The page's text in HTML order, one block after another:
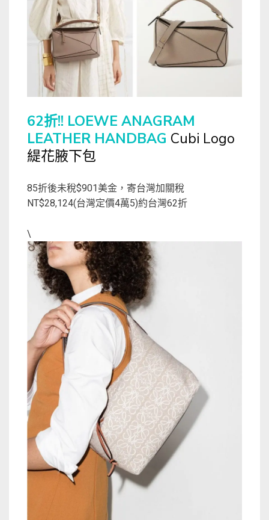
62折!! LOEWE ANAGRAM
LEATHER HANDBAG Cubi Logo
緹花腋下包
85折後未稅$901美金，寄台灣加關稅
NT$28,124(台灣定價4萬5)約台灣62折
\